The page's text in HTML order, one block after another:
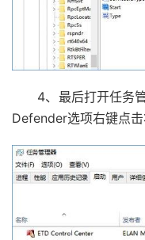
4、最后打开任务管
Defender选项右键点